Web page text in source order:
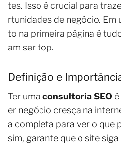
tes. Isso é crucial para
rtunidades de negócio. Em
to na primeira página é
am ser top.
Definição e
Ter uma consultoria SEO
er negócio cresça na
a completa para ver o que
sim, garante que o site